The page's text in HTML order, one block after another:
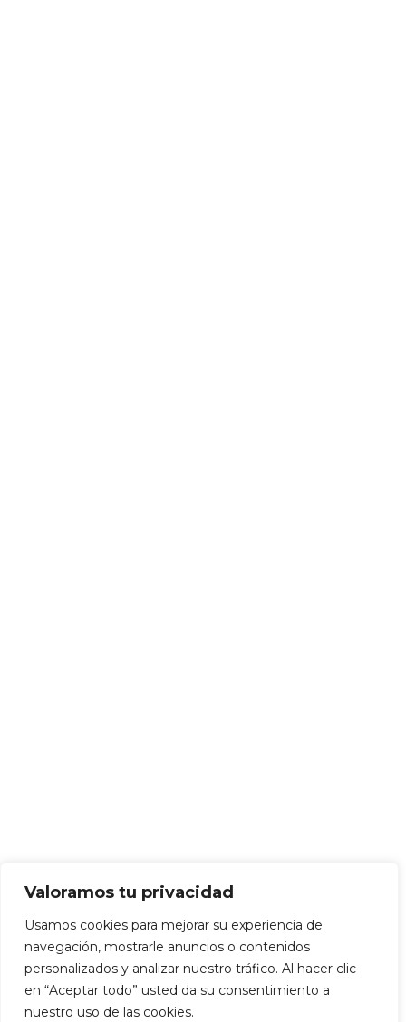
Valoramos tu privacidad
Usamos cookies para mejorar su experiencia de
navegación, mostrarle anuncios o contenidos
personalizados y analizar nuestro tráfico. Al hacer clic
en “Aceptar todo” usted da su consentimiento a
nuestro uso de las cookies.